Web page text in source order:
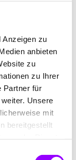
Anzeigen zu
anbieten
zu
zu Ihrer
Partner für
Unsere
mit
bereitgestellt